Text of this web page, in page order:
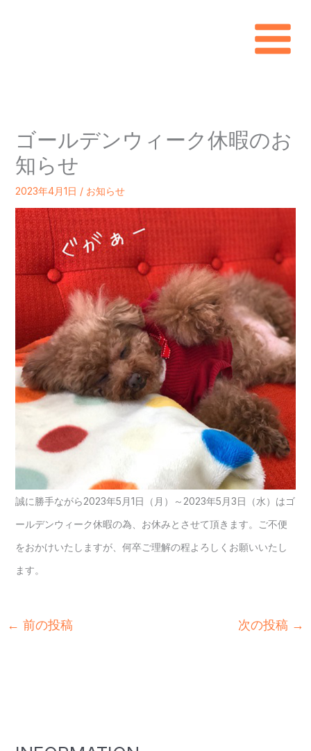
ゴールデンウィーク休暇のお
知らせ
2023年4月1日 / お知らせ
誠に勝手ながら2023年5月1日（月）～2023年5月3日（水）はゴ
ールデンウィーク休暇の為、お休みとさせて頂きます。ご不便
をおかけいたしますが、何卒ご理解の程よろしくお願いいたし
ます。
← 前の投稿 次の投稿 →